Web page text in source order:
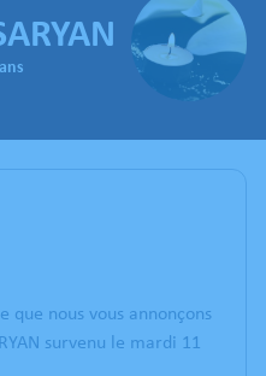
que nous vous annonçons
survenu le mardi 11